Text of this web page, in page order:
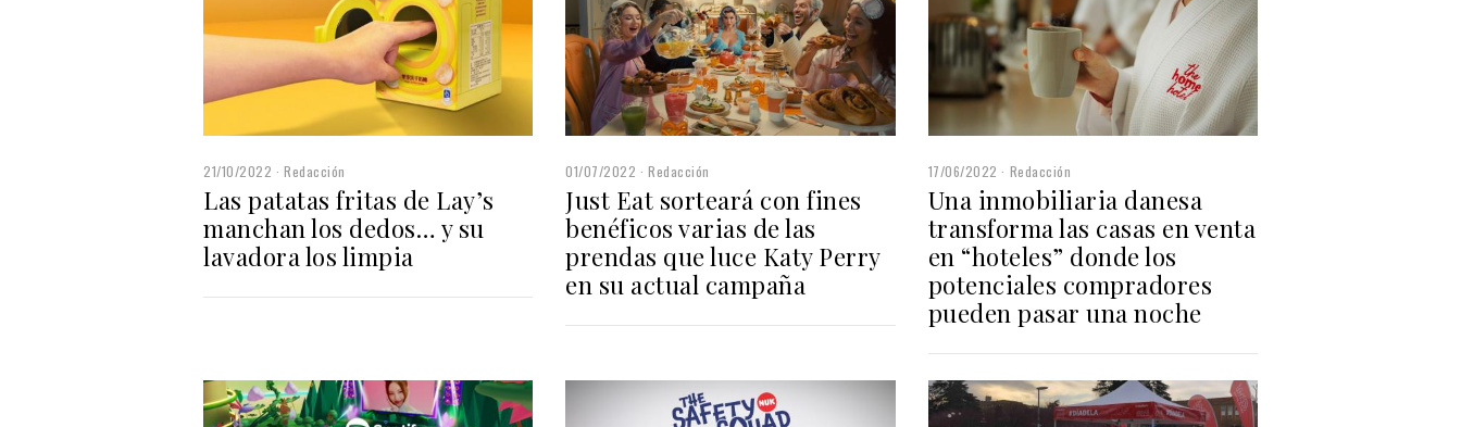
21/10/2022 Redacción
Las patatas fritas de Lay’s
manchan los dedos… y su
lavadora los limpia
01/07/2022 Redacción
Just Eat sorteará con fines
benéficos varias de las
prendas que luce Katy Perry
en su actual campaña
17/06/2022 Redacción
Una inmobiliaria danesa
transforma las casas en venta
en “hoteles” donde los
potenciales compradores
pueden pasar una noche